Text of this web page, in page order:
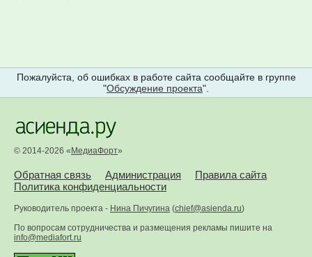
Пожалуйста, об ошибках в работе сайта сообщайте в группе
"Обсуждение проекта".
© 2014-2026 « МедиаФорт»
Обратная связь Администрация
Правила сайта
Политика конфиденциальности
Руководитель проекта - Нина Пичугина (chief@asienda.ru)
По вопросам сотрудничества и размещения рекламы пишите на
info@mediafort.ru